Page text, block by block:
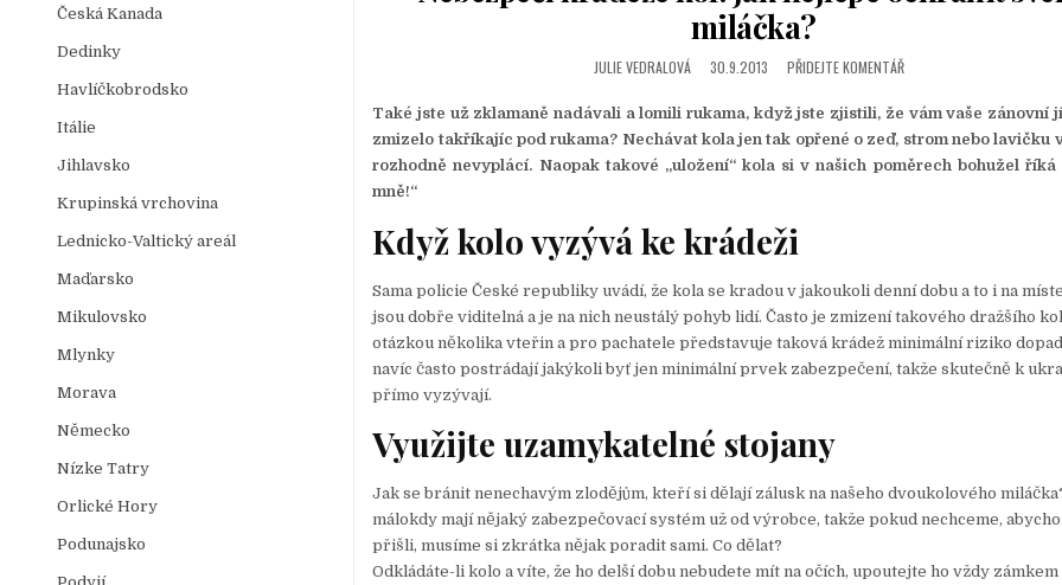
T
E
I
miláčka?
JULIE VEDRALOVÁ 30.9.2013 PŘIDEJTE KOMENTÁŘ
Také jste už zklamaně nadávali a lomili rukama, když jste zjistili, že vám vaše zánovní
zmizelo takříkajíc pod rukama? Nechávat kola jen tak opřené o zeď, strom nebo lavičku
rozhodně nevyplácí. Naopak takové „uložení“ kola si v našich poměrech bohužel říká
mně!“
Když kolo vyzývá ke krádeži
Sama policie České republiky uvádí, že kola se kradou v jakoukoli denní dobu a to i na
jsou dobře viditelná a je na nich neustálý pohyb lidí. Často je zmizení takového dražšího
otázkou několika vteřin a pro pachatele představuje taková krádež minimální riziko
navíc často postrádají jakýkoli byť jen minimální prvek zabezpečení, takže skutečně k
přímo vyzývají.
Využijte uzamykatelné stojany
Jak se bránit nenechavým zlodějům, kteří si dělají zálusk na našeho dvoukolového
málokdy mají nějaký zabezpečovací systém už od výrobce, takže pokud nechceme,
přišli, musíme si zkrátka nějak poradit sami. Co dělat?
Odkládáte-li kolo a víte, že ho delší dobu nebudete mít na očích, upoutejte ho vždy zámkem
Česká Kanada
Dedinky
Havlíčkobrodsko
Itálie
Jihlavsko
Krupinská vrchovina
Lednicko-Valtický areál
Maďarsko
Mikulovsko
Mlynky
Morava
Německo
Nízke Tatry
Orlické Hory
Podunajsko